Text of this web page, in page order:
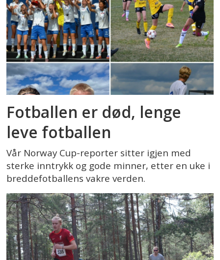
Fotballen er død, lenge
leve fotballen
Vår Norway Cup-reporter sitter igjen med
sterke inntrykk og gode minner, etter en uke i
breddefotballens vakre verden.